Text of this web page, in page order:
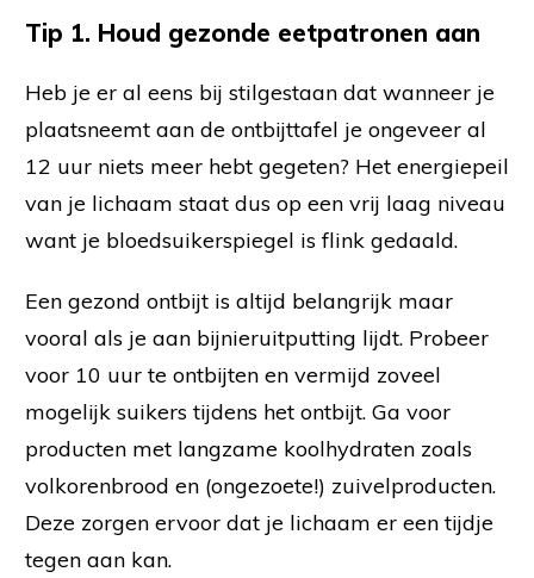
Tip 1. Houd gezonde eetpatronen aan
Heb je er al eens bij stilgestaan dat wanneer je
plaatsneemt aan de ontbijttafel je ongeveer al
12 uur niets meer hebt gegeten? Het energiepeil
van je lichaam staat dus op een vrij laag niveau
want je bloedsuikerspiegel is flink gedaald.
Een gezond ontbijt is altijd belangrijk maar
vooral als je aan bijnieruitputting lijdt. Probeer
voor 10 uur te ontbijten en vermijd zoveel
mogelijk suikers tijdens het ontbijt. Ga voor
producten met langzame koolhydraten zoals
volkorenbrood en (ongezoete!) zuivelproducten.
Deze zorgen ervoor dat je lichaam er een tijdje
tegen aan kan.